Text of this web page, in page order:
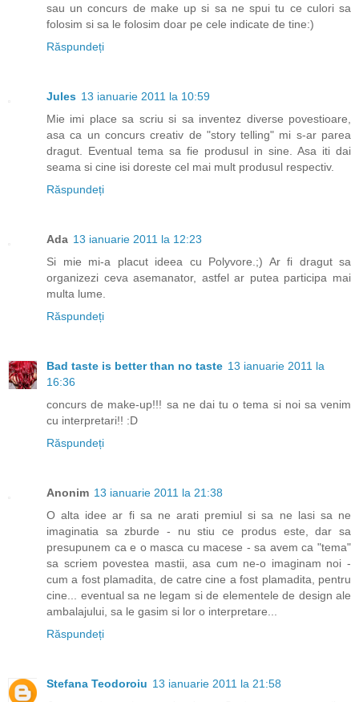
sau un concurs de make up si sa ne spui tu ce culori sa
folosim si sa le folosim doar pe cele indicate de tine:)
Răspundeți
Jules 13 ianuarie 2011 la 10:59
Mie imi place sa scriu si sa inventez diverse povestioare,
asa ca un concurs creativ de "story telling" mi s-ar parea
dragut. Eventual tema sa fie produsul in sine. Asa iti dai
seama si cine isi doreste cel mai mult produsul respectiv.
Răspundeți
Ada 13 ianuarie 2011 la 12:23
Si mie mi-a placut ideea cu Polyvore.;) Ar fi dragut sa
organizezi ceva asemanator, astfel ar putea participa mai
multa lume.
Răspundeți
Bad taste is better than no taste 13 ianuarie 2011 la
16:36
concurs de make-up!!! sa ne dai tu o tema si noi sa venim
cu interpretari!! :D
Răspundeți
Anonim 13 ianuarie 2011 la 21:38
O alta idee ar fi sa ne arati premiul si sa ne lasi sa ne
imaginatia sa zburde - nu stiu ce produs este, dar sa
presupunem ca e o masca cu macese - sa avem ca "tema"
sa scriem povestea mastii, asa cum ne-o imaginam noi -
cum a fost plamadita, de catre cine a fost plamadita, pentru
cine... eventual sa ne legam si de elementele de design ale
ambalajului, sa le gasim si lor o interpretare...
Răspundeți
Stefana Teodoroiu 13 ianuarie 2011 la 21:58